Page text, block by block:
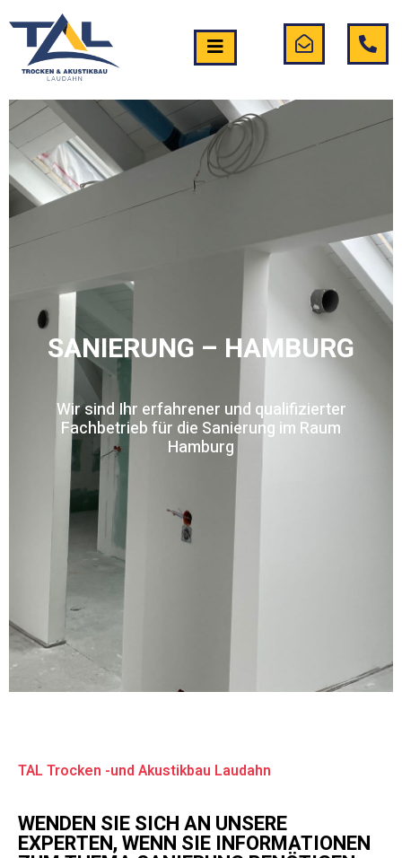
SANIERUNG – HAMBURG
Wir sind Ihr erfahrener und qualifizierter
Fachbetrieb für die Sanierung im Raum
Hamburg
TAL Trocken -und Akustikbau Laudahn
WENDEN SIE SICH AN UNSERE
EXPERTEN, WENN SIE INFORMATIONEN